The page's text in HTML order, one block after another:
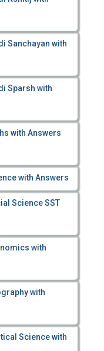
Sanchayan with
Sparsh with
with Answers
with Answers
Science SST
with
with
Science with